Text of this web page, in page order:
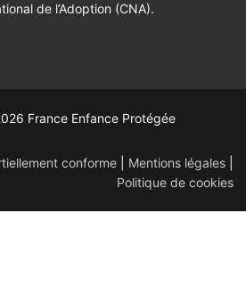
de l’Adoption (CNA).
France Enfance Protégée
conforme Mentions légales
Politique de cookies